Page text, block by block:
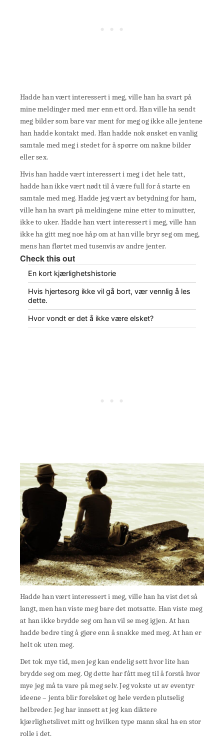
Hadde han vært interessert i meg, ville han ha svart på
mine meldinger med mer enn ett ord. Han ville ha sendt
meg bilder som bare var ment for meg og ikke alle jentene
han hadde kontakt med. Han hadde nok ønsket en vanlig
samtale med meg i stedet for å spørre om nakne bilder
eller sex.
Hvis han hadde vært interessert i meg i det hele tatt,
hadde han ikke vært nødt til å være full for å starte en
samtale med meg. Hadde jeg vært av betydning for ham,
ville han ha svart på meldingene mine etter to minutter,
ikke to uker. Hadde han vært interessert i meg, ville han
ikke ha gitt meg noe håp om at han ville bryr seg om meg,
mens han flørtet med tusenvis av andre jenter.
Check this out
En kort kjærlighetshistorie
Hvis hjertesorg ikke vil gå bort, vær vennlig å les
dette.
Hvor vondt er det å ikke være elsket?
Hadde han vært interessert i meg, ville han ha vist det så
langt, men han viste meg bare det motsatte. Han viste meg
at han ikke brydde seg om han vil se meg igjen. At han
hadde bedre ting å gjøre enn å snakke med meg. At han er
helt ok uten meg.
Det tok mye tid, men jeg kan endelig sett hvor lite han
brydde seg om meg. Og dette har fått meg til å forstå hvor
mye jeg må ta vare på meg selv. Jeg vokste ut av eventyr
ideene – jenta blir forelsket og hele verden plutselig
helbreder. Jeg har innsett at jeg kan diktere
kjærlighetslivet mitt og hvilken type mann skal ha en stor
rolle i det.